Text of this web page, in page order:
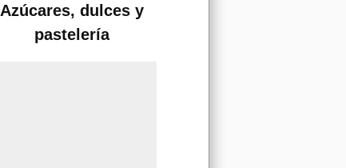
Azúcares, dulces y
pastelería